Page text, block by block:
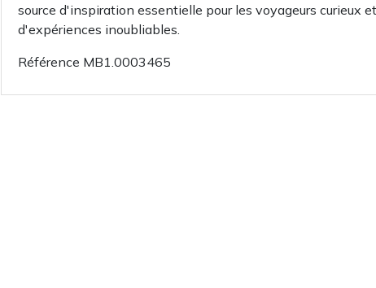
source d'inspiration essentielle pour les voyageurs curieux
d'expériences inoubliables.
Référence MB1.0003465